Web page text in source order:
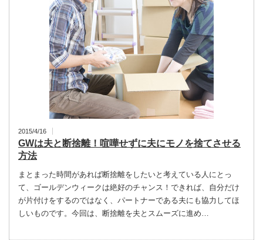
2015/4/16
GWは夫と断捨離！喧嘩せずに夫にモノを捨てさせる
方法
まとまった時間があれば断捨離をしたいと考えている人にとっ
て、ゴールデンウィークは絶好のチャンス！できれば、自分だけ
が片付けをするのではなく、パートナーである夫にも協力してほ
しいものです。今回は、断捨離を夫とスムーズに進め…